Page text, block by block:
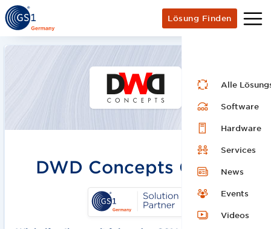
Lösung Finden
Alle
Software
Hardware
Services
News
Events
Videos
DWD Concepts GmbH